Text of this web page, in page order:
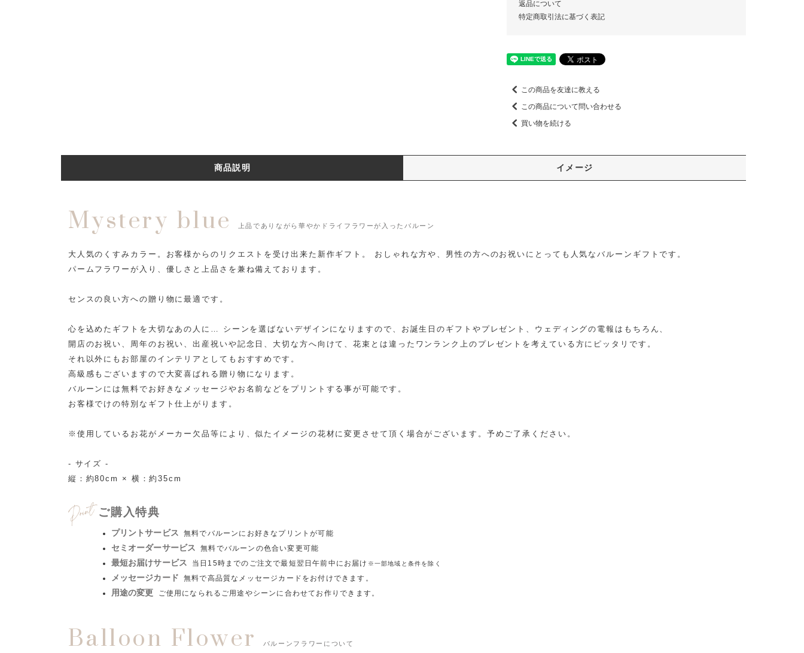
返品について
特定商取引法に基づく表記
この商品を友達に教える
この商品について問い合わせる
買い物を続ける
商品説明 イメージ
Mystery blue 上品でありながら華やかドライフラワーが入ったバルーン
大人気のくすみカラー。お客様からのリクエストを受け出来た新作ギフト。 おしゃれな方や、男性の方へのお祝いにとっても人気なバルーンギフトです。
パームフラワーが入り、優しさと上品さを兼ね備えております。
センスの良い方への贈り物に最適です。
心を込めたギフトを大切なあの人に… シーンを選ばないデザインになりますので、お誕生日のギフトやプレゼント、ウェディングの電報はもちろん、
開店のお祝い、周年のお祝い、出産祝いや記念日、大切な方へ向けて、花束とは違ったワンランク上のプレゼントを考えている方にピッタリです。
それ以外にもお部屋のインテリアとしてもおすすめです。
高級感もございますので大変喜ばれる贈り物になります。
バルーンには無料でお好きなメッセージやお名前などをプリントする事が可能です。
お客様でけの特別なギフト仕上がります。
※使用しているお花がメーカー欠品等により、似たイメージの花材に変更させて頂く場合がございます。予めご了承ください。
- サイズ -
縦：約80cm × 横：約35cm
ご購入特典
プリントサービス 無料でバルーンにお好きなプリントが可能
セミオーダーサービス 無料でバルーンの色合い変更可能
最短お届けサービス 当日15時までのご注文で最短翌日午前中にお届け ※一部地域と条件を除く
メッセージカード 無料で高品質なメッセージカードをお付けできます。
用途の変更 ご使用になられるご用途やシーンに合わせてお作りできます。
Balloon Flower バルーンフラワーについて